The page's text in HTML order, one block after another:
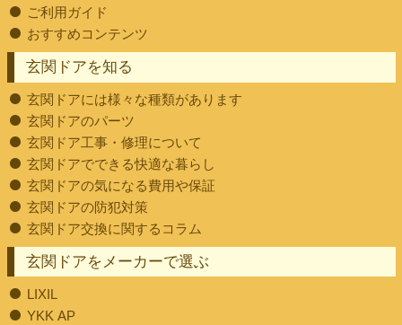
ご利用ガイド
おすすめコンテンツ
玄関ドアを知る
玄関ドアには様々な種類があります
玄関ドアのパーツ
玄関ドア工事・修理について
玄関ドアでできる快適な暮らし
玄関ドアの気になる費用や保証
玄関ドアの防犯対策
玄関ドア交換に関するコラム
玄関ドアをメーカーで選ぶ
LIXIL
YKK AP